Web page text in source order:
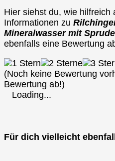
Hier siehst du, wie hilfreich
Informationen zu
Mineralwasser mit
ebenfalls eine Bewertung
(Noch keine Bewertung
Bewertung ab!)
Loading...
Für dich vielleicht